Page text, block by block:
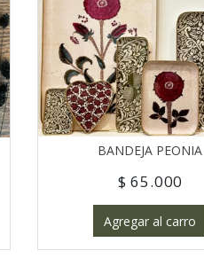
BANDEJA PEONIA
$ 65.000
Agregar al carro